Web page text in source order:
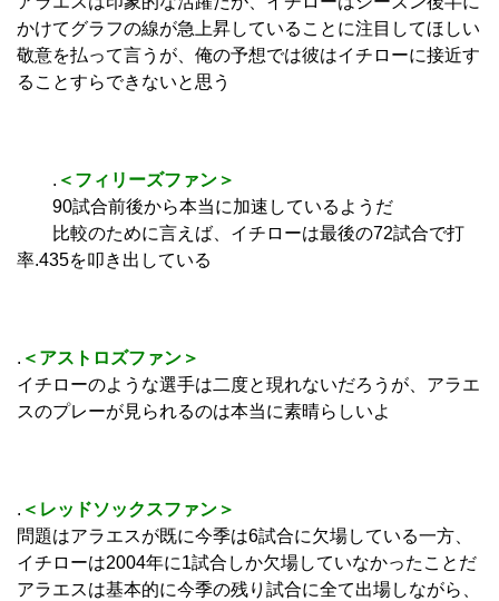
かけてグラフの線が急上昇していることに注目してほしい
敬意を払って言うが、俺の予想では彼はイチローに接近す
ることすらできないと思う
. ＜フィリーズファン＞
90試合前後から本当に加速しているようだ
比較のために言えば、イチローは最後の72試合で打
率.435を叩き出している
. ＜アストロズファン＞
イチローのような選手は二度と現れないだろうが、アラエ
スのプレーが見られるのは本当に素晴らしいよ
. ＜レッドソックスファン＞
問題はアラエスが既に今季は6試合に欠場している一方、
イチローは2004年に1試合しか欠場していなかったことだ
アラエスは基本的に今季の残り試合に全て出場しながら、